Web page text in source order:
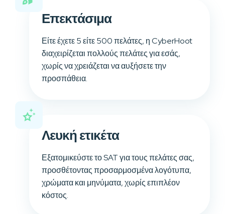
Επεκτάσιμα
Είτε έχετε 5 είτε 500 πελάτες, η CyberHoot
διαχειρίζεται πολλούς πελάτες για εσάς,
χωρίς να χρειάζεται να αυξήσετε την
προσπάθεια.
Λευκή ετικέτα
Εξατομικεύστε το SAT για τους πελάτες σας,
προσθέτοντας προσαρμοσμένα λογότυπα,
χρώματα και μηνύματα, χωρίς επιπλέον
κόστος.